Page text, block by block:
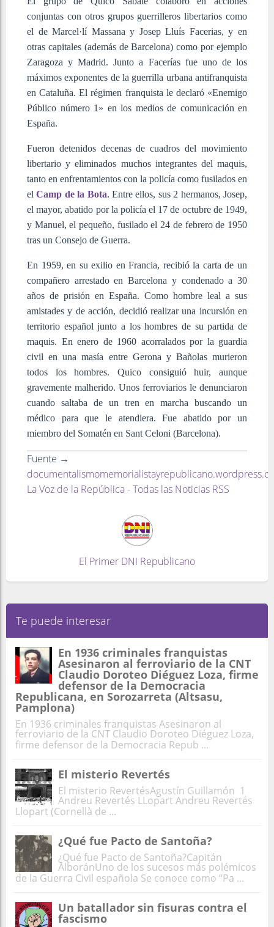
conjuntas con otros grupos guerrilleros libertarios como
el de Marcel·lí Massana y Josep Lluís Facerias, y en
otras capitales (además de Barcelona) como por ejemplo
Zaragoza y Madrid. Junto a Facerías fue uno de los
máximos exponentes de la guerrilla urbana antifranquista
en Cataluña. El régimen franquista le declaró «Enemigo
Público número 1» en los medios de comunicación en
España.
Fueron detenidos decenas de cuadros del movimiento
libertario y eliminados muchos integrantes del maquis,
tanto en enfrentamientos con la policía como fusilados en
elCamp de la Bota. Entre ellos, sus 2 hermanos, Josep,
el mayor, abatido por la policía el 17 de octubre de 1949,
y Manuel, el pequeño, fusilado el 24 de febrero de 1950
tras un Consejo de Guerra.
En 1959, en su exilio en Francia, recibió la carta de un
compañero arrestado en Barcelona y condenado a 30
años de prisión en España. Como hombre leal a sus
amistades y de acción, decidió realizar una incursión en
territorio español junto a los hombres de su partida de
maquis. En enero de 1960 acorralados por la guardia
civil en una masía entre Gerona y Bañolas murieron
todos los hombres. Quico consiguió huir, aunque
gravemente malherido. Unos ferroviarios le denunciaron
cuando saltaba de un tren en marcha buscando un
médico para que le atendiera. Fue abatido por un
miembro del Somatén en Sant Celoni (Barcelona).
Fuente →
La Voz de la República - Todas las Noticias RSS
El Primer DNI Republicano
Te puede interesar
En 1936 criminales franquistas
Asesinaron al ferroviario de la CNT
Claudio Doroteo Diéguez Loza, firme
defensor de la Democracia
Republicana, en Sorozarreta (Altsasu,
Pamplona)
En 1936 criminales franquistas Asesinaron al
ferroviario de la CNT Claudio Doroteo Diéguez Loza,
firme defensor de la Democracia Repub ...
El misterio Revertés
El misterio RevertésAgustín Guillamón 1
Andreu Revertés LLopart Andreu Revertés
Llopart (Cornellà de ...
¿Qué fue Pacto de Santoña?
¿Qué fue Pacto de Santoña?Capitán
AlboránUno de los sucesos más polémicos
de la Guerra Civil española Se conoce como “Pa ...
Un batallador sin fisuras contra el
fascismo